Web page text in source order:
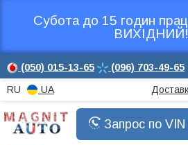
Субота до 15 годин
(050) 015-13-65 (096) 703-49-65
RU UA
Запрос по VIN